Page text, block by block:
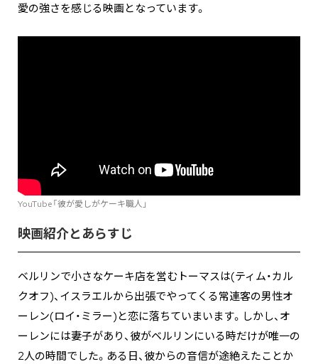
愛の強さを感じる映画となっています。
YouTube「彼が愛しがケーキ職人」
映画紹介とあらすじ
ベルリンで小さなケーキ店を営むトーマスは(ティム・カル
クオフ)、イスラエルから出張でやってくる常連客の男性オ
ーレン(ロイ・ミラー)と恋に落ちていまいます。しかし、オ
ーレンには妻子があり、彼がベルリンにいる時だけが唯一の
2人の時間でした。ある日、彼からの音信が途絶えたことか